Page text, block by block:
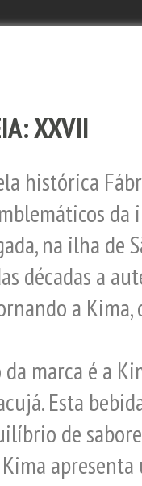
XXVII
histórica
na ilha de
décadas a
a
marca é a
Esta
de